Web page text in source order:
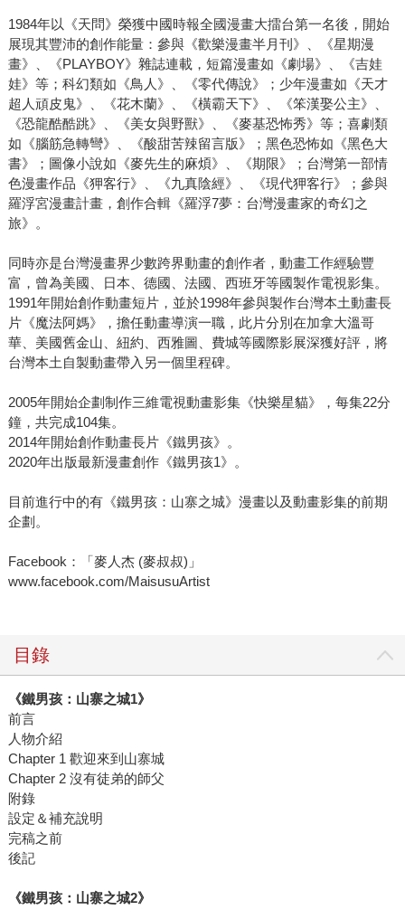
1984年以《天問》榮獲中國時報全國漫畫大擂台第一名後，開始
展現其豐沛的創作能量：參與《歡樂漫畫半月刊》、《星期漫
畫》、《PLAYBOY》雜誌連載，短篇漫畫如《劇場》、《吉娃
娃》等；科幻類如《鳥人》、《零代傳說》；少年漫畫如《天才
超人頑皮鬼》、《花木蘭》、《橫霸天下》、《笨漢娶公主》、
《恐龍酷酷跳》、《美女與野獸》、《麥基恐怖秀》等；喜劇類
如《腦筋急轉彎》、《酸甜苦辣留言版》；黑色恐怖如《黑色大
書》；圖像小說如《麥先生的麻煩》、《期限》；台灣第一部情
色漫畫作品《狎客行》、《九真陰經》、《現代狎客行》；參與
羅浮宮漫畫計畫，創作合輯《羅浮7夢：台灣漫畫家的奇幻之
旅》。
同時亦是台灣漫畫界少數跨界動畫的創作者，動畫工作經驗豐
富，曾為美國、日本、德國、法國、西班牙等國製作電視影集。
1991年開始創作動畫短片，並於1998年參與製作台灣本土動畫長
片《魔法阿媽》，擔任動畫導演一職，此片分別在加拿大溫哥
華、美國舊金山、紐約、西雅圖、費城等國際影展深獲好評，將
台灣本土自製動畫帶入另一個里程碑。
2005年開始企劃制作三維電視動畫影集《快樂星貓》，每集22分
鐘，共完成104集。
2014年開始創作動畫長片《鐵男孩》。
2020年出版最新漫畫創作《鐵男孩1》。
目前進行中的有《鐵男孩：山寨之城》漫畫以及動畫影集的前期
企劃。
Facebook：「麥人杰 (麥叔叔)」
www.facebook.com/MaisusuArtist
目錄
《鐵男孩：山寨之城1》
前言
人物介紹
Chapter 1 歡迎來到山寨城
Chapter 2 沒有徒弟的師父
附錄
設定＆補充說明
完稿之前
後記
《鐵男孩：山寨之城2》